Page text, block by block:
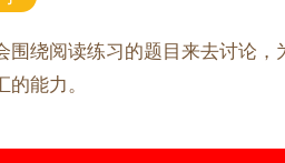
围绕阅读练习的题目来去讨论，
能力。